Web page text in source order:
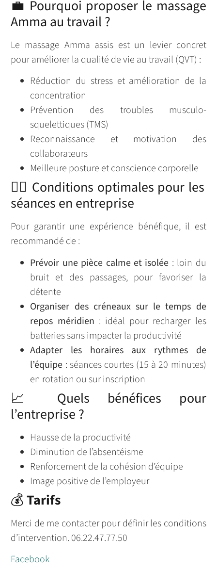
💼 Pourquoi proposer le massage
Amma au travail ?
Le massage Amma assis est un levier concret
pour améliorer la qualité de vie au travail (QVT) :
Réduction du stress et amélioration de la
concentration
Prévention des troubles musculo-
squelettiques (TMS)
Reconnaissance et motivation des
collaborateurs
Meilleure posture et conscience corporelle
🧘‍♂️ Conditions optimales pour les
séances en entreprise
Pour garantir une expérience bénéfique, il est
recommandé de :
Prévoir une pièce calme et isolée : loin du
bruit et des passages, pour favoriser la
détente
Organiser des créneaux sur le temps de
repos méridien : idéal pour recharger les
batteries sans impacter la productivité
Adapter les horaires aux rythmes de
l’équipe : séances courtes (15 à 20 minutes)
en rotation ou sur inscription
📈 Quels bénéfices pour
l’entreprise ?
Hausse de la productivité
Diminution de l’absentéisme
Renforcement de la cohésion d’équipe
Image positive de l’employeur
💰Tarifs
Merci de me contacter pour définir les conditions
d’intervention. 06.22.47.77.50
Facebook